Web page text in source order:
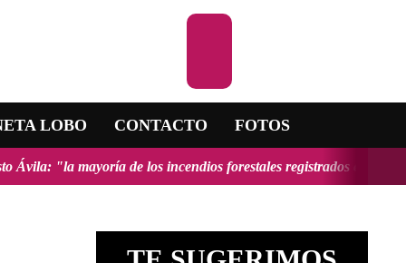
LOBO CONTACTO FOTOS
de los incendios forestales registrados en el país fueron